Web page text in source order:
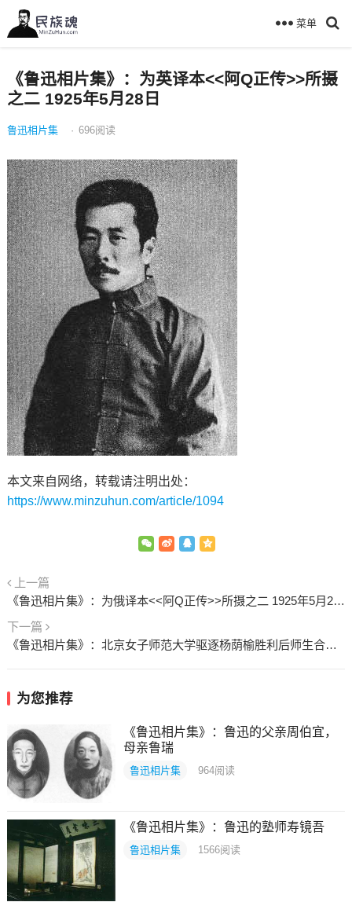
菜单
《鲁迅相片集》：为英译本<<阿Q正传>>所摄
之二 1925年5月28日
鲁迅相片集 · 696阅读
本文来自网络，转载请注明出处：
https://www.minzuhun.com/article/1094
上一篇
《鲁迅相片集》：为俄译本<<阿Q正传>>所摄之二 1925年5月28日
下一篇
《鲁迅相片集》：北京女子师范大学驱逐杨荫榆胜利后师生合影 1926年1月13日
为您推荐
《鲁迅相片集》：鲁迅的父亲周伯宜，
母亲鲁瑞
鲁迅相片集 964阅读
《鲁迅相片集》：鲁迅的塾师寿镜吾
鲁迅相片集 1566阅读